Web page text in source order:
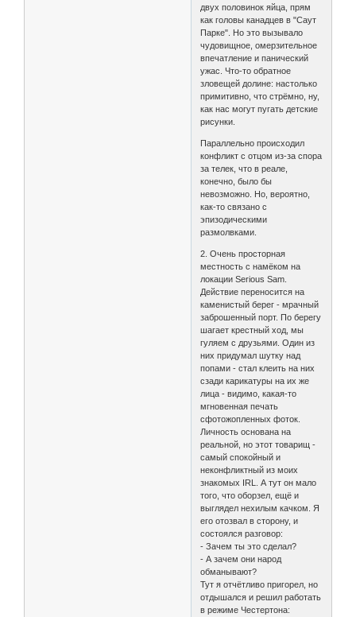
двух половинок яйца, прям
как головы канадцев в "Саут
Парке". Но это вызывало
чудовищное, омерзительное
впечатление и панический
ужас. Что-то обратное
зловещей долине: настолько
примитивно, что стрёмно, ну,
как нас могут пугать детские
рисунки.
Параллельно происходил
конфликт с отцом из-за спора
за телек, что в реале,
конечно, было бы
невозможно. Но, вероятно,
как-то связано с
эпизодическими
размолвками.
2. Очень просторная
местность с намёком на
локации Serious Sam.
Действие переносится на
каменистый берег - мрачный
заброшенный порт. По берегу
шагает крестный ход, мы
гуляем с друзьями. Один из
них придумал шутку над
попами - стал клеить на них
сзади карикатуры на их же
лица - видимо, какая-то
мгновенная печать
сфотожопленных фоток.
Личность основана на
реальной, но этот товарищ -
самый спокойный и
неконфликтный из моих
знакомых IRL. А тут он мало
того, что оборзел, ещё и
выглядел нехилым качком. Я
его отозвал в сторону, и
состоялся разговор:
- Зачем ты это сделал?
- А зачем они народ
обманывают?
Тут я отчётливо пригорел, но
отдышался и решил работать
в режиме Честертона: